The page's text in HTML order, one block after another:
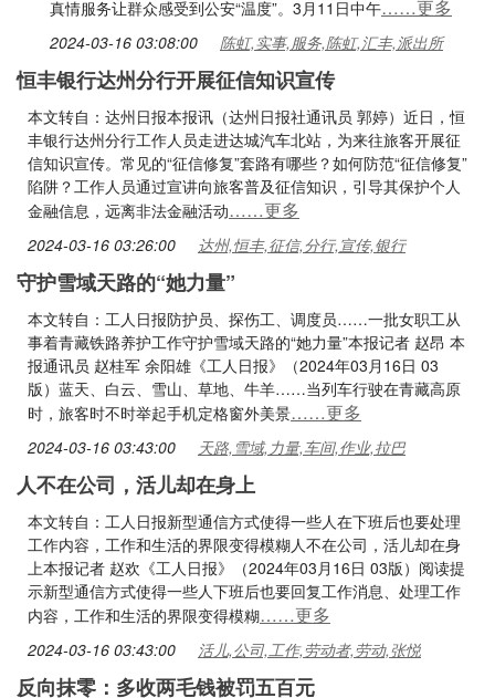
真情服务让群众感受到公安“温度”。3月11日中午……更多
2024-03-16 03:08:00 陈虹,实事,服务,陈虹,汇丰,派出所
恒丰银行达州分行开展征信知识宣传
本文转自：达州日报本报讯（达州日报社通讯员 郭婷）近日，恒
丰银行达州分行工作人员走进达城汽车北站，为来往旅客开展征
信知识宣传。常见的“征信修复”套路有哪些？如何防范“征信修复”
陷阱？工作人员通过宣讲向旅客普及征信知识，引导其保护个人
金融信息，远离非法金融活动……更多
2024-03-16 03:26:00 达州,恒丰,征信,分行,宣传,银行
守护雪域天路的“她力量”
本文转自：工人日报防护员、探伤工、调度员……一批女职工从
事着青藏铁路养护工作守护雪域天路的“她力量”本报记者 赵昂 本
报通讯员 赵桂军 余阳雄《工人日报》（2024年03月16日 03
版）蓝天、白云、雪山、草地、牛羊……当列车行驶在青藏高原
时，旅客时不时举起手机定格窗外美景……更多
2024-03-16 03:43:00 天路,雪域,力量,车间,作业,拉巴
人不在公司，活儿却在身上
本文转自：工人日报新型通信方式使得一些人在下班后也要处理
工作内容，工作和生活的界限变得模糊人不在公司，活儿却在身
上本报记者 赵欢《工人日报》（2024年03月16日 03版）阅读提
示新型通信方式使得一些人下班后也要回复工作消息、处理工作
内容，工作和生活的界限变得模糊……更多
2024-03-16 03:43:00 活儿,公司,工作,劳动者,劳动,张悦
反向抹零：多收两毛钱被罚五百元